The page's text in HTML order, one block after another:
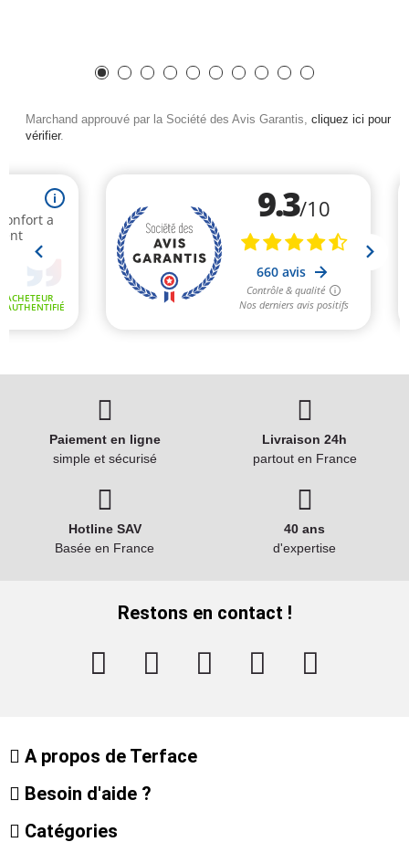
Marchand approuvé par la Société des Avis Garantis, cliquez ici pour
vérifier.
Paiement en ligne
simple et sécurisé
Livraison 24h
partout en France
Hotline SAV
Basée en France
40 ans
d'expertise
Restons en contact !
A propos de Terface
Besoin d'aide ?
Catégories